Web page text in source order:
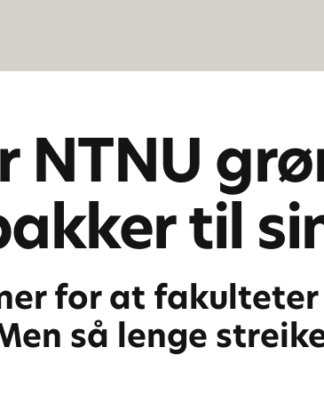
NTNU
til
for at
så lenge